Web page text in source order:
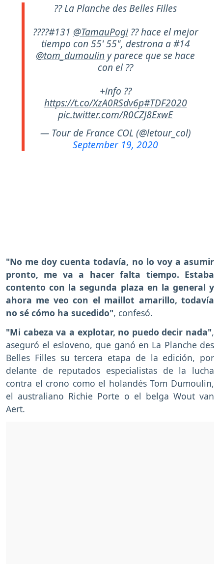
?? La Planche des Belles Filles
????#131 @TamauPogi?? hace el mejor
tiempo con 55' 55", destrona a #14
@tom_dumoulin y parece que se hace
con el ??
+info ??
https://t.co/XzA0RSdv6p#TDF2020
pic.twitter.com/R0CZJ8ExwE
— Tour de France COL (@letour_col)
September 19, 2020
"No me doy cuenta todavía, no lo voy a asumir
pronto, me va a hacer falta tiempo. Estaba
contento con la segunda plaza en la general y
ahora me veo con el maillot amarillo, todavía
no sé cómo ha sucedido", confesó.
"Mi cabeza va a explotar, no puedo decir nada",
aseguró el esloveno, que ganó en La Planche des
Belles Filles su tercera etapa de la edición, por
delante de reputados especialistas de la lucha
contra el crono como el holandés Tom Dumoulin,
el australiano Richie Porte o el belga Wout van
Aert.